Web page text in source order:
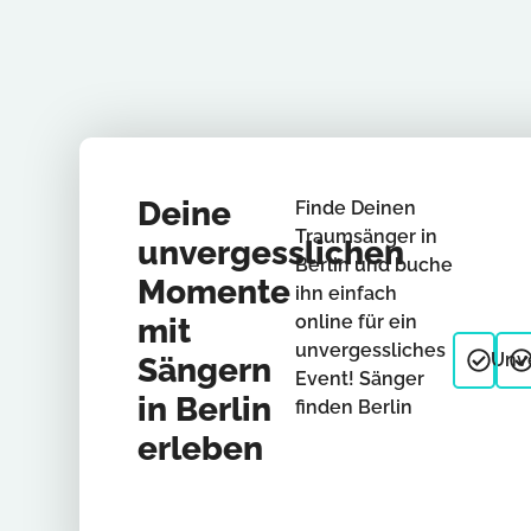
Deine
unvergesslichen
Momente
mit
Sängern
in Berlin
erleben
Finde Deinen
Traumsänger in
Berlin und buche
ihn einfach
online für ein
unvergessliches
Event! Sänger
finden Berlin